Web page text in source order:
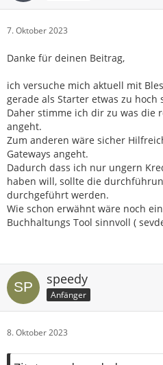
7. Oktober 2023
Danke für deinen Beitrag,
ich versuche mich aktuell mit
gerade als Starter etwas zu hoch
Daher stimme ich dir zu was die
angeht.
Zum anderen wäre sicher
Gateways angeht.
Dadurch dass ich nur ungern
haben will, sollte die
durchgeführt werden.
Wie schon erwähnt wäre noch
Buchhaltungs Tool sinnvoll (
speedy
Anfänger
8. Oktober 2023